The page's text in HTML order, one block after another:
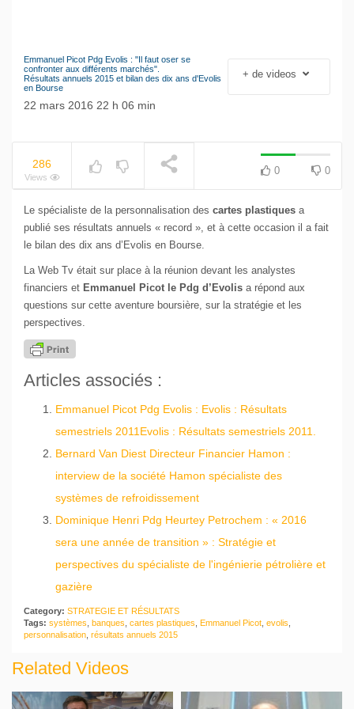
NOW PLAYING
Le séisme industriel
Volkswagen
Emmanuel Picot Pdg Evolis : "Il faut oser se
confronter aux différents marchés".
Résultats annuels 2015 et bilan des dix ans d'Evolis
en Bourse
22 mars 2016 22 h 06 min
+ de videos
286
Views
0 0
Le spécialiste de la personnalisation des cartes plastiques a
publié ses résultats annuels « record », et à cette occasion il a fait
le bilan des dix ans d’Evolis en Bourse.
La Web Tv était sur place à la réunion devant les analystes
financiers et Emmanuel Picot le Pdg d’Evolis a répond aux
questions sur cette aventure boursière, sur la stratégie et les
perspectives.
Articles associés :
Emmanuel Picot Pdg Evolis : Evolis : Résultats
semestriels 2011Evolis : Résultats semestriels 2011.
Bernard Van Diest Directeur Financier Hamon :
interview de la société Hamon spécialiste des
systèmes de refroidissement
Dominique Henri Pdg Heurtey Petrochem : « 2016
sera une année de transition » : Stratégie et
perspectives du spécialiste de l'ingénierie pétrolière et
gazière
Category: STRATEGIE ET RÉSULTATS
Tags: systèmes banques cartes plastiques Emmanuel Picot evolis
personnalisation résultats annuels 2015
Related Videos